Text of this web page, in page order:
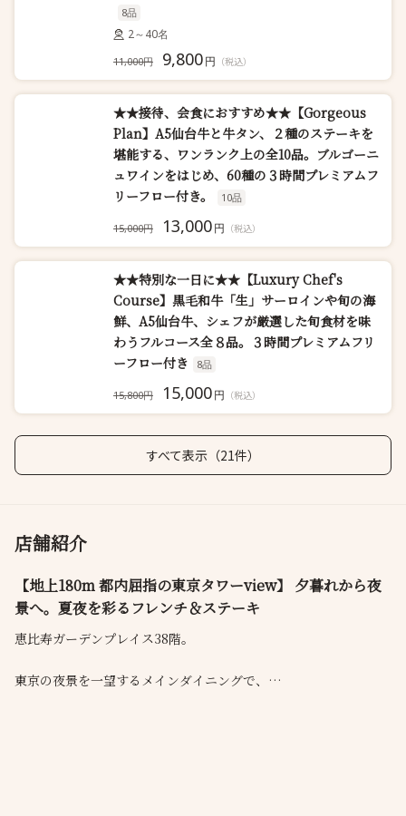
8品
2～40名
11,000円 9,800円 （税込）
★★接待、会食におすすめ★★【Gorgeous
Plan】A5仙台牛と牛タン、２種のステーキを
堪能する、ワンランク上の全10品。ブルゴーニ
ュワインをはじめ、60種の３時間プレミアムフ
リーフロー付き。
10品
15,000円 13,000円 （税込）
★★特別な一日に★★【Luxury Chef's
Course】黒毛和牛「生」サーロインや旬の海
鮮、A5仙台牛、シェフが厳選した旬食材を味
わうフルコース全８品。３時間プレミアムフリ
ーフロー付き
8品
15,800円 15,000円 （税込）
すべて表示（21件）
店舗紹介
【地上180m 都内屈指の東京タワーview】 夕暮れから夜
景へ。夏夜を彩るフレンチ＆ステーキ
恵比寿ガーデンプレイス38階。
東京の夜景を一望するメインダイニングで、